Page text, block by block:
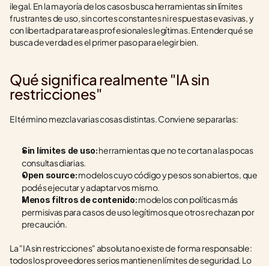
ilegal. En la mayoría de los casos busca herramientas sin límites
frustrantes de uso, sin cortes constantes ni respuestas evasivas, y
con libertad para tareas profesionales legítimas. Entender qué se
busca de verdad es el primer paso para elegir bien.
Qué significa realmente "IA sin
restricciones"
El término mezcla varias cosas distintas. Conviene separarlas:
Sin límites de uso: herramientas que no te cortan a las pocas
consultas diarias.
Open source: modelos cuyo código y pesos son abiertos, que
podés ejecutar y adaptar vos mismo.
Menos filtros de contenido: modelos con políticas más
permisivas para casos de uso legítimos que otros rechazan por
precaución.
La "IA sin restricciones" absoluta no existe de forma responsable:
todos los proveedores serios mantienen límites de seguridad. Lo